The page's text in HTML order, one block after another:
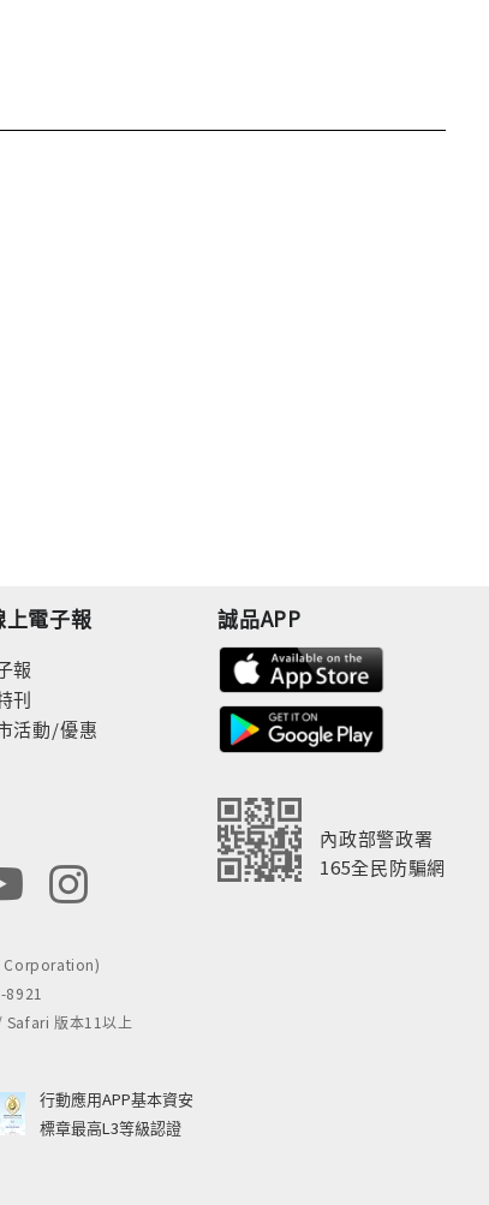
電子報
報
刊
活動/優惠
誠品APP
內政部警政署
165全民防騙網
Corporation)
8921
Safari 版本11以上
行動應用APP基本資安
標章最高L3等級認證